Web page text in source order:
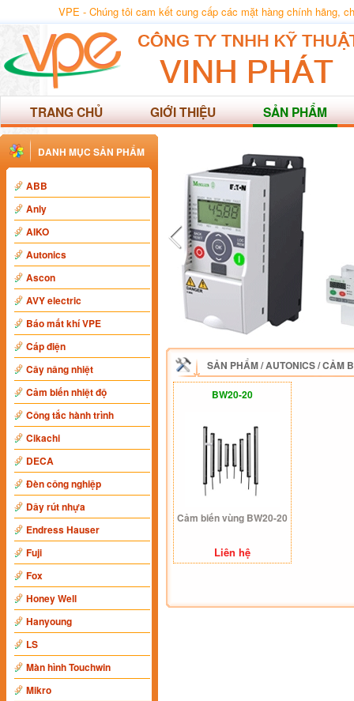
VPE - Chúng tôi cam kết cung cấp các mặt hàng chính hãng,
TRANG CHỦ GIỚI THIỆU SẢN PHẨM
DANH MỤC SẢN PHẨM
ABB
Anly
AIKO
Autonics
Ascon
AVY electric
Báo mất khí VPE
Cáp điện
Cây nâng nhiệt
Cảm biến nhiệt độ
Công tắc hành trình
Cikachi
DECA
Đèn công nghiệp
Dây rút nhựa
Endress Hauser
Fuji
Fox
Honey Well
Hanyoung
LS
Màn hình Touchwin
Mikro
SẢN PHẨM/AUTONICS/CẢM
BW20-20
Cảm biến vùng BW20-20
Liên hệ